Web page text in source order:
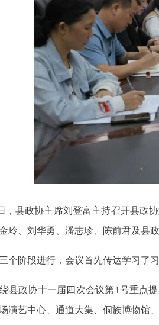
，县政协主席刘登富主持召开县政
玲、刘华勇、潘志珍、陈前君及县
个阶段进行，会议首先传达学习了
县政协十一届四次会议第1号重点
演艺中心、通道大集、侗族博物馆